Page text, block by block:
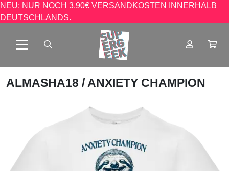
NEU: NUR NOCH 3,90€ VERSANDKOSTEN INNERHALB
DEUTSCHLANDS.
ALMASHA18 / ANXIETY CHAMPION